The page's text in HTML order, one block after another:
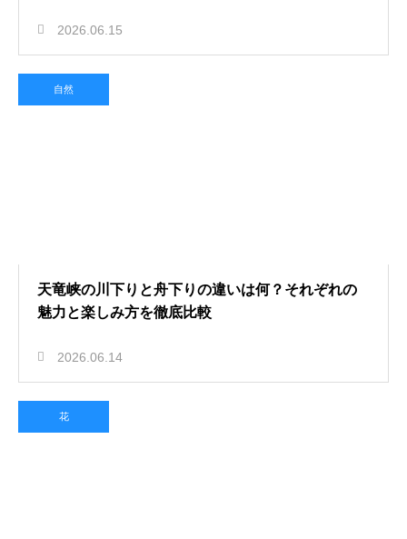
2026.06.15
自然
天竜峡の川下りと舟下りの違いは何？それぞれの
魅力と楽しみ方を徹底比較
2026.06.14
花